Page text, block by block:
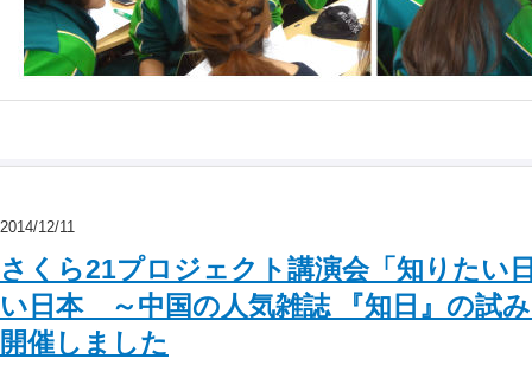
2014/12/11
さくら21プロジェクト講演会「知りたい
い日本 ～中国の人気雑誌 『知日』の試
開催しました